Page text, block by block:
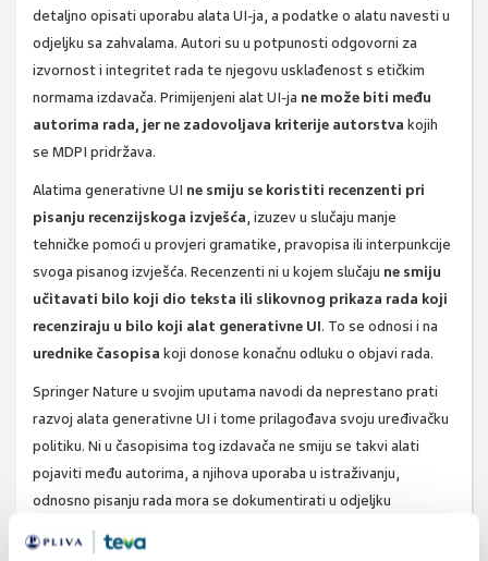
detaljno opisati uporabu alata UI-ja, a podatke o alatu navesti u
odjeljku sa zahvalama. Autori su u potpunosti odgovorni za
izvornost i integritet rada te njegovu usklađenost s etičkim
normama izdavača. Primijenjeni alat UI-ja ne može biti među
autorima rada, jer ne zadovoljava kriterije autorstva kojih
se MDPI pridržava.
Alatima generativne UI ne smiju se koristiti recenzenti pri
pisanju recenzijskoga izvješća, izuzev u slučaju manje
tehničke pomoći u provjeri gramatike, pravopisa ili interpunkcije
svoga pisanog izvješća. Recenzenti ni u kojem slučaju ne smiju
učitavati bilo koji dio teksta ili slikovnog prikaza rada koji
recenziraju u bilo koji alat generativne UI. To se odnosi i na
urednike časopisa koji donose konačnu odluku o objavi rada.
Springer Nature u svojim uputama navodi da neprestano prati
razvoj alata generativne UI i tome prilagođava svoju uređivačku
politiku. Ni u časopisima tog izdavača ne smiju se takvi alati
pojaviti među autorima, a njihova uporaba u istraživanju,
odnosno pisanju rada mora se dokumentirati u odjeljku
„Materijali i metode“.
poboljšanje čitljivosti i stila teksta koje je napisao